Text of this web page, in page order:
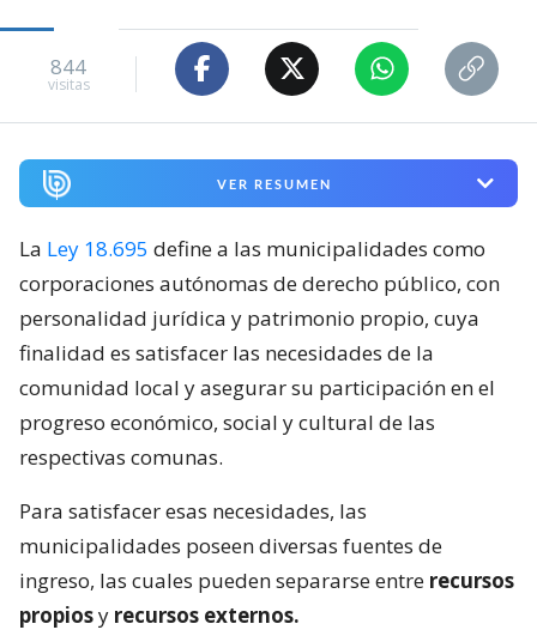
844
visitas
VER RESUMEN
La Ley 18.695 define a las municipalidades como
corporaciones autónomas de derecho público, con
personalidad jurídica y patrimonio propio, cuya
finalidad es satisfacer las necesidades de la
comunidad local y asegurar su participación en el
progreso económico, social y cultural de las
respectivas comunas.
Para satisfacer esas necesidades, las
municipalidades poseen diversas fuentes de
ingreso, las cuales pueden separarse entre recursos
propiosy recursos externos.